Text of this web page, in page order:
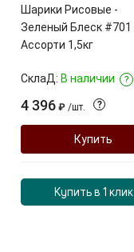
Шарики Рисовые -
Зеленый Блеск #701
Ассорти 1,5кг
СклаД: В наличии ?
4 396 ₽ /шт. ?
Купить
Купить в 1 клик